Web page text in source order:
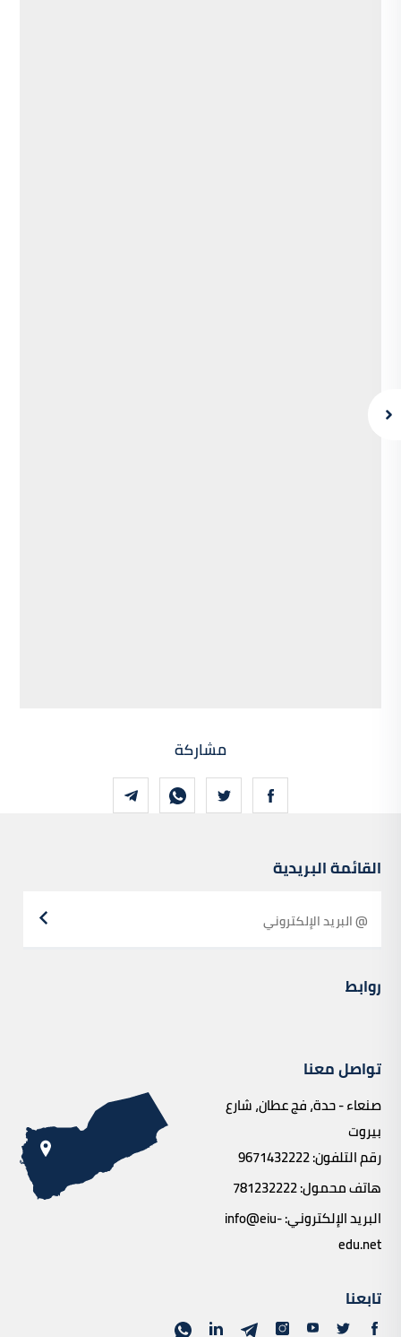
مشاركة
القائمة البريدية
روابط
تواصل معنا
صنعاء - حدة، فج عطان، شارع
بيروت
رقم التلفون:9671432222
هاتف محمول:781232222
البريد الإلكتروني:info@eiu-
edu.net
تابعنا